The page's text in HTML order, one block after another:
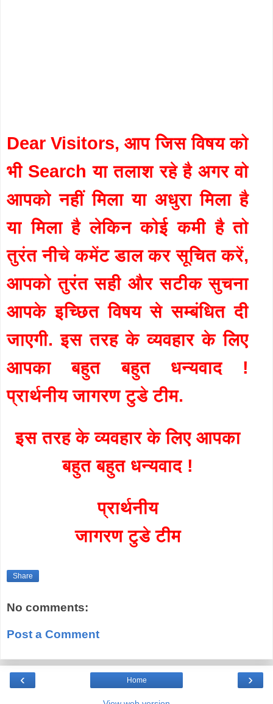
Dear Visitors, आप जिस विषय को
भी Search या तलाश रहे है अगर वो
आपको नहीं मिला या अधुरा मिला है
या मिला है लेकिन कोई कमी है तो
तुरंत नीचे कमेंट डाल कर सूचित करें,
आपको तुरंत सही और सटीक सुचना
आपके इच्छित विषय से सम्बंधित दी
जाएगी. इस तरह के व्यवहार के लिए
आपका बहुत बहुत धन्यवाद !
प्रार्थनीय जागरण टुडे टीम.
इस तरह के व्यवहार के लिए आपका
बहुत बहुत धन्यवाद !
प्रार्थनीय
जागरण टुडे टीम
Share
No comments:
Post a Comment
‹ ›
Home